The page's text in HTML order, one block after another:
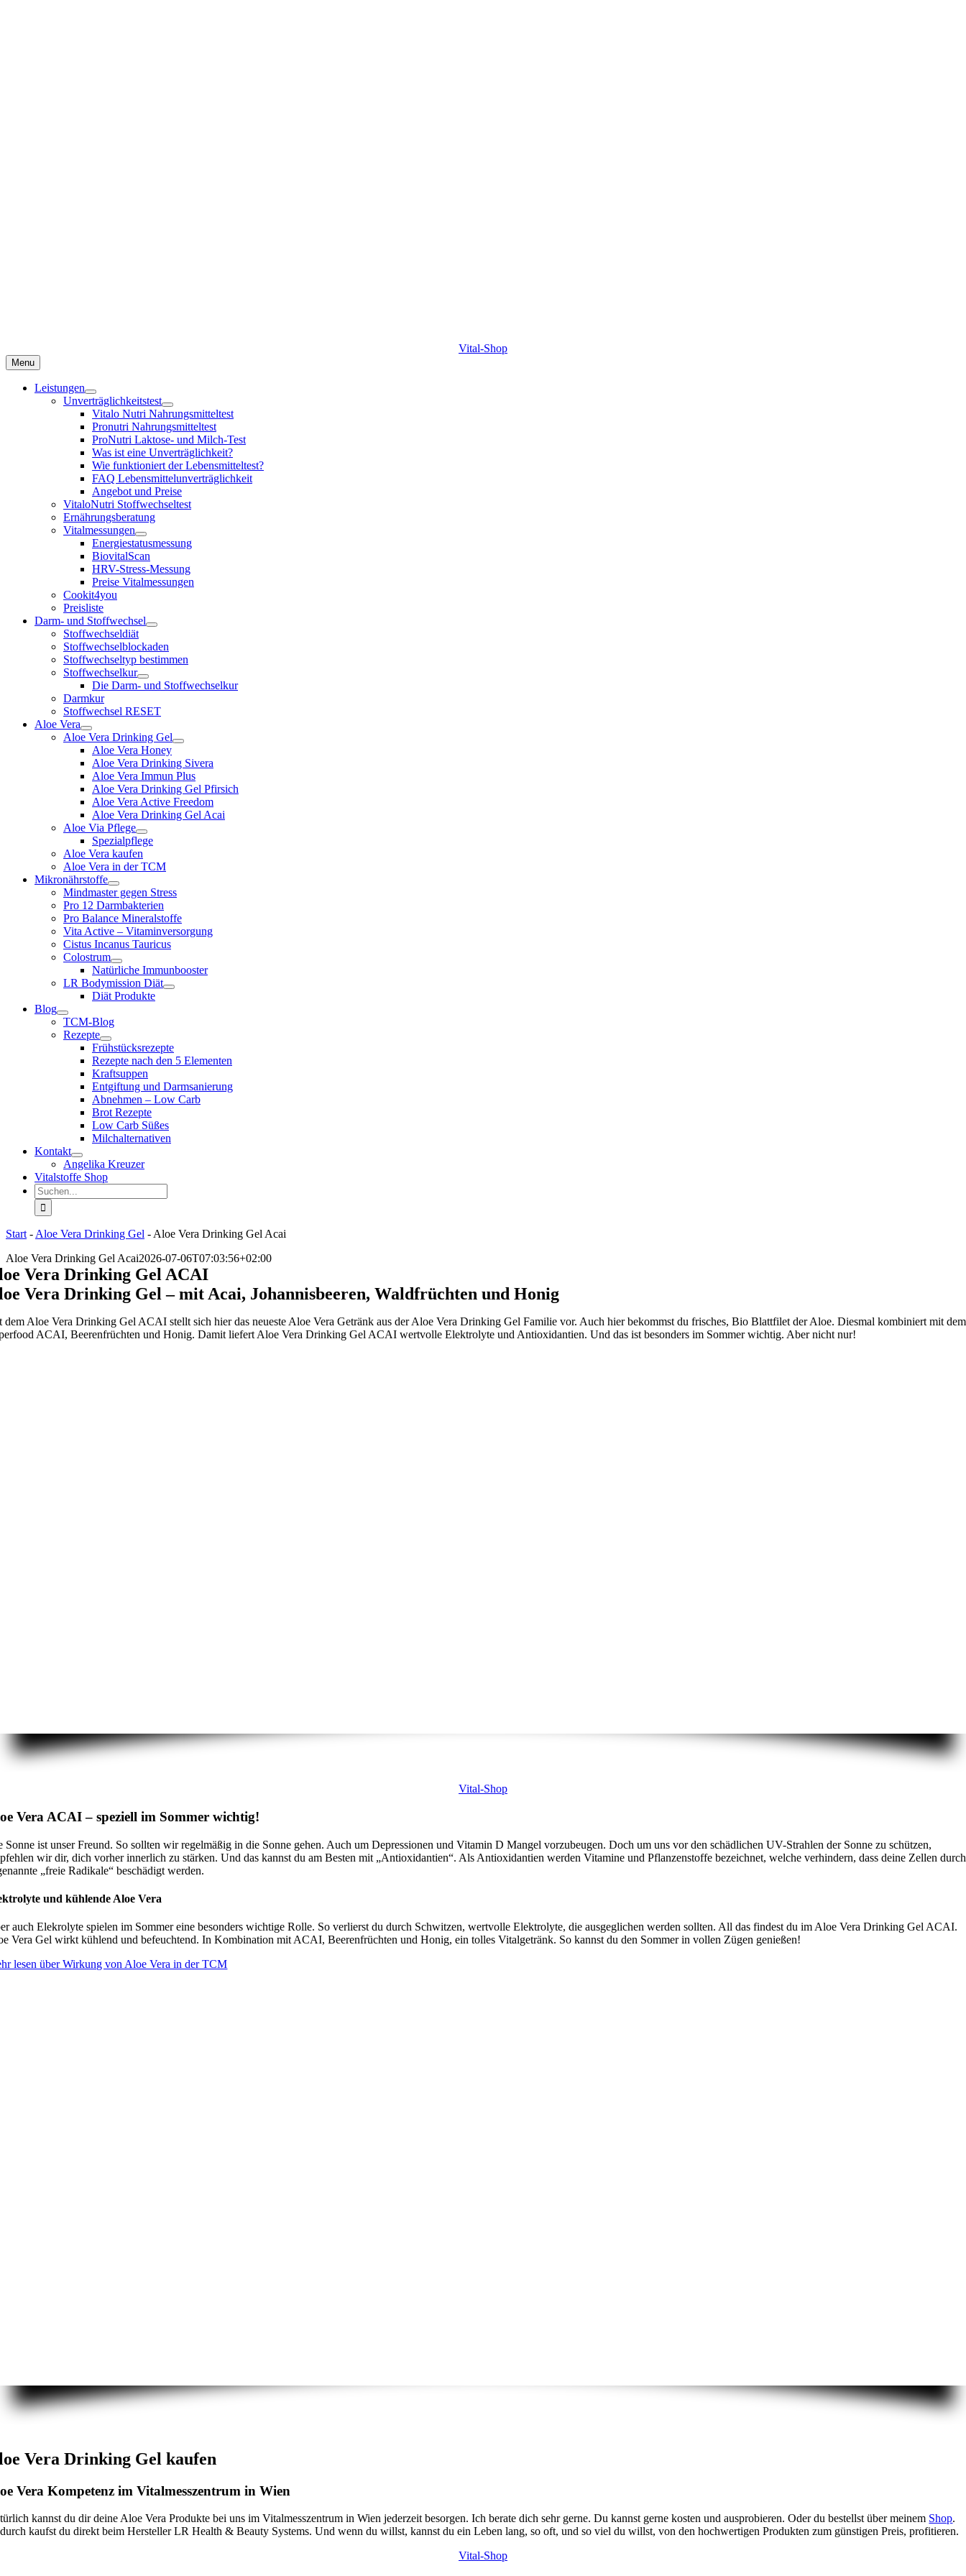
Vital-Shop
Menu
Leistungen
Unverträglichkeitstest
Vitalo Nutri Nahrungsmitteltest
Pronutri Nahrungsmitteltest
ProNutri Laktose- und Milch-Test
Was ist eine Unverträglichkeit?
Wie funktioniert der Lebensmitteltest?
FAQ Lebensmittelunverträglichkeit
Angebot und Preise
VitaloNutri Stoffwechseltest
Ernährungsberatung
Vitalmessungen
Energiestatusmessung
BiovitalScan
HRV-Stress-Messung
Preise Vitalmessungen
Cookit4you
Preisliste
Darm- und Stoffwechsel
Stoffwechseldiät
Stoffwechselblockaden
Stoffwechseltyp bestimmen
Stoffwechselkur
Die Darm- und Stoffwechselkur
Darmkur
Stoffwechsel RESET
Aloe Vera
Aloe Vera Drinking Gel
Aloe Vera Honey
Aloe Vera Drinking Sivera
Aloe Vera Immun Plus
Aloe Vera Drinking Gel Pfirsich
Aloe Vera Active Freedom
Aloe Vera Drinking Gel Acai
Aloe Via Pflege
Spezialpflege
Aloe Vera kaufen
Aloe Vera in der TCM
Mikronährstoffe
Mindmaster gegen Stress
Pro 12 Darmbakterien
Pro Balance Mineralstoffe
Vita Active – Vitaminversorgung
Cistus Incanus Tauricus
Colostrum
Natürliche Immunbooster
LR Bodymission Diät
Diät Produkte
Blog
TCM-Blog
Rezepte
Frühstücksrezepte
Rezepte nach den 5 Elementen
Kraftsuppen
Entgiftung und Darmsanierung
Abnehmen – Low Carb
Brot Rezepte
Low Carb Süßes
Milchalternativen
Kontakt
Angelika Kreuzer
Vitalstoffe Shop
Suche
nach:
Start - Aloe Vera Drinking Gel - Aloe Vera Drinking Gel Acai
Aloe Vera Drinking Gel Acai2026-07-06T07:03:56+02:00
Vera Drinking Gel ACAI
Vera Drinking Gel – mit Acai, Johannisbeeren, Waldfrüchten und Honig
dem Aloe Vera Drinking Gel ACAI stellt sich hier das neueste Aloe Vera Getränk aus der Aloe Vera Drinking Gel Familie vor. Auch hier bekommst du frisches, Bio Blattfilet der Aloe. Diesmal kombiniert mit dem
ACAI, Beerenfrüchten und Honig. Damit liefert Aloe Vera Drinking Gel ACAI wertvolle Elektrolyte und Antioxidantien. Und das ist besonders im Sommer wichtig. Aber nicht nur!
Vital-Shop
Vera ACAI – speziell im Sommer wichtig!
Sonne ist unser Freund. So sollten wir regelmäßig in die Sonne gehen. Auch um Depressionen und Vitamin D Mangel vorzubeugen. Doch um uns vor den schädlichen UV-Strahlen der Sonne zu schützen,
wir dir, dich vorher innerlich zu stärken. Und das kannst du am Besten mit „Antioxidantien“. Als Antioxidantien werden Vitamine und Pflanzenstoffe bezeichnet, welche verhindern, dass deine Zellen durch
„freie Radikale“ beschädigt werden.
und kühlende Aloe Vera
auch Elekrolyte spielen im Sommer eine besonders wichtige Rolle. So verlierst du durch Schwitzen, wertvolle Elektrolyte, die ausgeglichen werden sollten. All das findest du im Aloe Vera Drinking Gel ACAI.
Vera Gel wirkt kühlend und befeuchtend. In Kombination mit ACAI, Beerenfrüchten und Honig, ein tolles Vitalgetränk. So kannst du den Sommer in vollen Zügen genießen!
lesen über Wirkung von Aloe Vera in der TCM
Vera Drinking Gel kaufen
Vera Kompetenz im Vitalmesszentrum in Wien
kannst du dir deine Aloe Vera Produkte bei uns im Vitalmesszentrum in Wien jederzeit besorgen. Ich berate dich sehr gerne. Du kannst gerne kosten und ausprobieren. Oder du bestellst über meinem Shop.
kaufst du direkt beim Hersteller LR Health & Beauty Systems. Und wenn du willst, kannst du ein Leben lang, so oft, und so viel du willst, von den hochwertigen Produkten zum günstigen Preis, profitieren.
Vital-Shop